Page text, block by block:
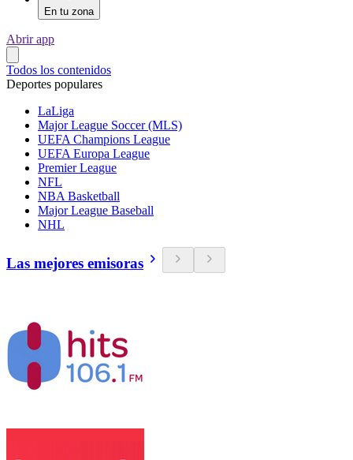
En tu zona
Abrir app
Todos los contenidos
Deportes populares
LaLiga
Major League Soccer (MLS)
UEFA Champions League
UEFA Europa League
Premier League
NFL
NBA Basketball
Major League Baseball
NHL
Las mejores emisoras